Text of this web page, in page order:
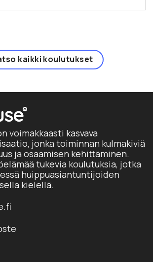
kaikki koulutukset
voimakkaasti kasvava
jonka toiminnan kulmakiviä
ja osaamisen kehittäminen.
tukevia koulutuksia, jotka
huippuasiantuntijoiden
kielellä.